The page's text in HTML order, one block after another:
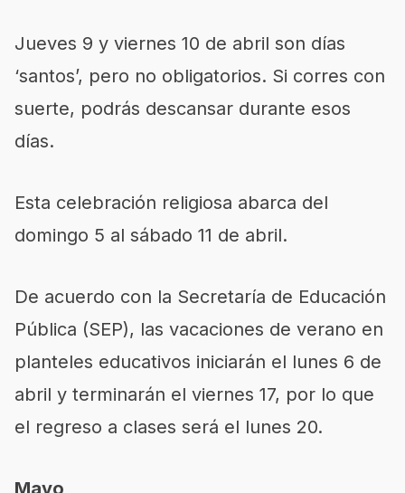
Jueves 9 y viernes 10 de abril son días
‘santos’, pero no obligatorios. Si corres con
suerte, podrás descansar durante esos
días.
Esta celebración religiosa abarca del
domingo 5 al sábado 11 de abril.
De acuerdo con la Secretaría de Educación
Pública (SEP), las vacaciones de verano en
planteles educativos iniciarán el lunes 6 de
abril y terminarán el viernes 17, por lo que
el regreso a clases será el lunes 20.
Mayo